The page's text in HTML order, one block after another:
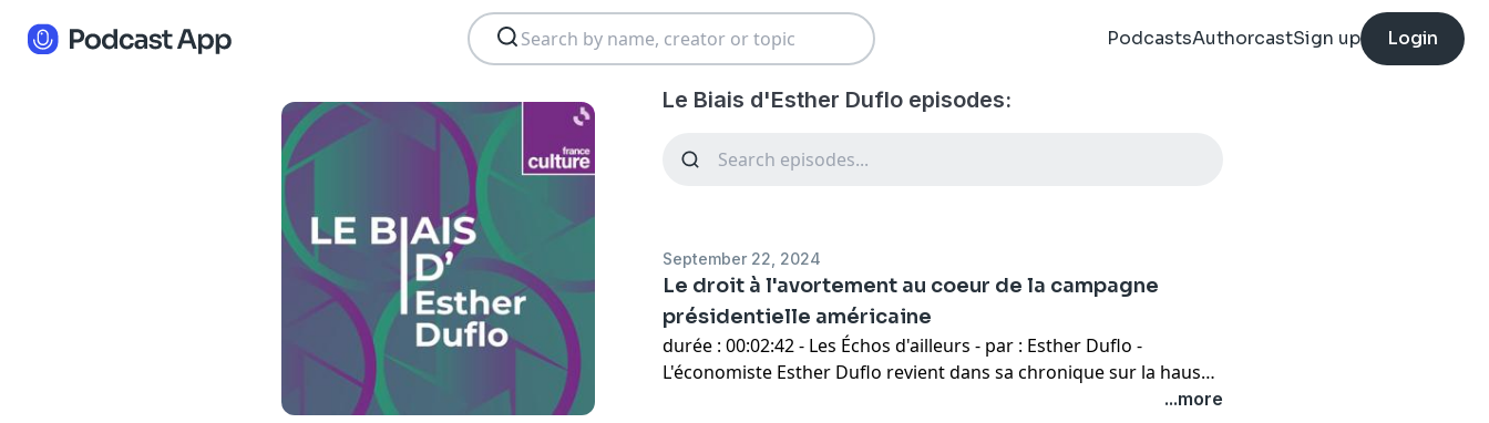
PodcastsAuthorcastSign up Login
Le Biais d'Esther Duflo episodes:
September 22, 2024
Le droit à l'avortement au coeur de la campagne
présidentielle américaine
durée : 00:02:42 - Les Échos d'ailleurs - par : Esther Duflo -
L'économiste Esther Duflo revient dans sa chronique sur la hausse
de la mortalité des femmes enceintes depuis l'abrogation de...more